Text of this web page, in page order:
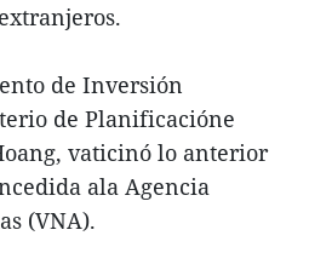
de Inversión
de Planificacióne
vaticinó lo anterior
ala Agencia
(VNA).